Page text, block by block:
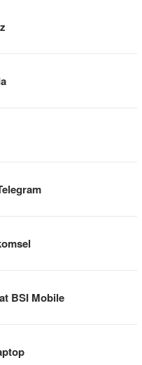
BSI Mobile